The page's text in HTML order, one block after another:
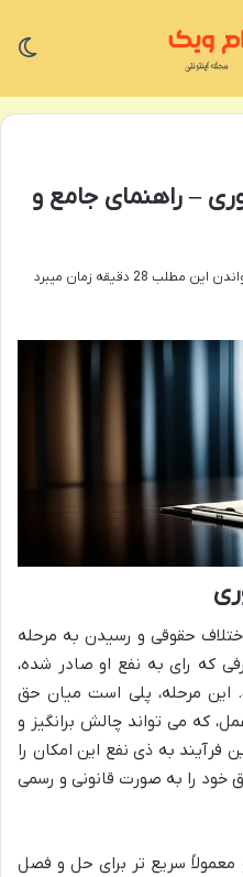
– راهنمای جامع و
این مطلب 28 دقیقه زمان میبرد
حقوقی و رسیدن به مرحله
که رای به نفع او صادر شده،
مرحله، پلی است میان حق
که می تواند چالش برانگیز و
به ذی نفع این امکان را
خود را به صورت قانونی و رسمی
معمولاً سریع تر برای حل و فصل